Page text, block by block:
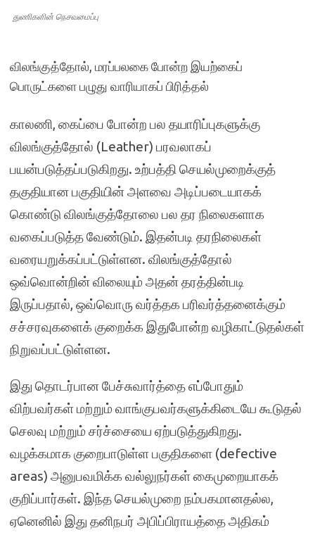
துணிகளின் நெசவமைப்பு
விலங்குத்தோல், மரப்பலகை போன்ற இயற்கைப்
பொருட்களை பழுது வாரியாகப் பிரித்தல்
காலணி, கைப்பை போன்ற பல தயாரிப்புகளுக்கு
விலங்குத்தோல் (Leather) பரவலாகப்
பயன்படுத்தப்படுகிறது. உற்பத்தி செயல்முறைக்குத்
தகுதியான பகுதியின் அளவை அடிப்படையாகக்
கொண்டு விலங்குத்தோலை பல தர நிலைகளாக
வகைப்படுத்த வேண்டும். இதன்படி தரநிலைகள்
வரையறுக்கப்பட்டுள்ளன. விலங்குத்தோல்
ஒவ்வொன்றின் விலையும் அதன் தரத்தின்படி
இருப்பதால், ஒவ்வொரு வர்த்தக பரிவர்த்தனைக்கும்
சச்சரவுகளைக் குறைக்க இதுபோன்ற வழிகாட்டுதல்கள்
நிறுவப்பட்டுள்ளன.
இது தொடர்பான பேச்சுவார்த்தை எப்போதும்
விற்பவர்கள் மற்றும் வாங்குபவர்களுக்கிடையே கூடுதல்
செலவு மற்றும் சர்ச்சையை ஏற்படுத்துகிறது.
வழக்கமாக குறைபாடுள்ள பகுதிகளை (defective
areas) அனுபவமிக்க வல்லுநர்கள் கைமுறையாகக்
குறிப்பார்கள். இந்த செயல்முறை நம்பகமானதல்ல,
ஏனெனில் இது தனிநபர் அபிப்பிராயத்தை அதிகம்